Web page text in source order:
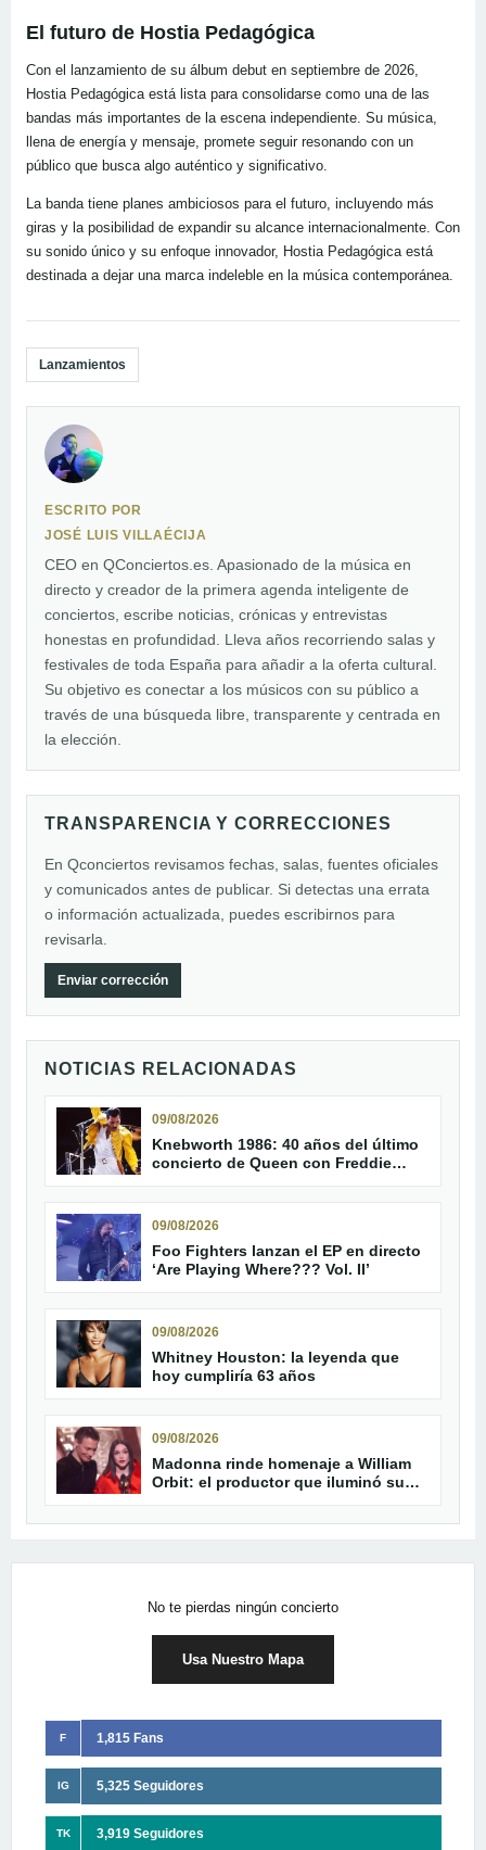
El futuro de Hostia Pedagógica
Con el lanzamiento de su álbum debut en septiembre de 2026,
Hostia Pedagógica está lista para consolidarse como una de las
bandas más importantes de la escena independiente. Su música,
llena de energía y mensaje, promete seguir resonando con un
público que busca algo auténtico y significativo.
La banda tiene planes ambiciosos para el futuro, incluyendo más
giras y la posibilidad de expandir su alcance internacionalmente. Con
su sonido único y su enfoque innovador, Hostia Pedagógica está
destinada a dejar una marca indeleble en la música contemporánea.
Lanzamientos
ESCRITO POR
JOSÉ LUIS VILLAÉCIJA
CEO en QConciertos.es. Apasionado de la música en
directo y creador de la primera agenda inteligente de
conciertos, escribe noticias, crónicas y entrevistas
honestas en profundidad. Lleva años recorriendo salas y
festivales de toda España para añadir a la oferta cultural.
Su objetivo es conectar a los músicos con su público a
través de una búsqueda libre, transparente y centrada en
la elección.
TRANSPARENCIA Y CORRECCIONES
En Qconciertos revisamos fechas, salas, fuentes oficiales
y comunicados antes de publicar. Si detectas una errata
o información actualizada, puedes escribirnos para
revisarla.
Enviar corrección
NOTICIAS RELACIONADAS
09/08/2026
Knebworth 1986: 40 años del último
concierto de Queen con Freddie
09/08/2026
Foo Fighters lanzan el EP en directo
‘Are Playing Where??? Vol. II’
09/08/2026
Whitney Houston: la leyenda que
hoy cumpliría 63 años
09/08/2026
Madonna rinde homenaje a William
Orbit: el productor que iluminó su
No te pierdas ningún concierto
Usa Nuestro Mapa
F 1,815 Fans
IG 5,325 Seguidores
TK 3,919 Seguidores